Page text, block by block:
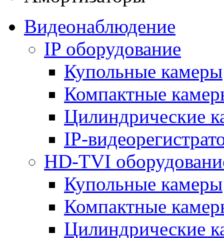
Видеонаблюдение
IP оборудование
Купольные камеры
Компактные
Цилиндрические
IP-
HD-TVI
Купольные камеры
Компактные
Цилиндрические